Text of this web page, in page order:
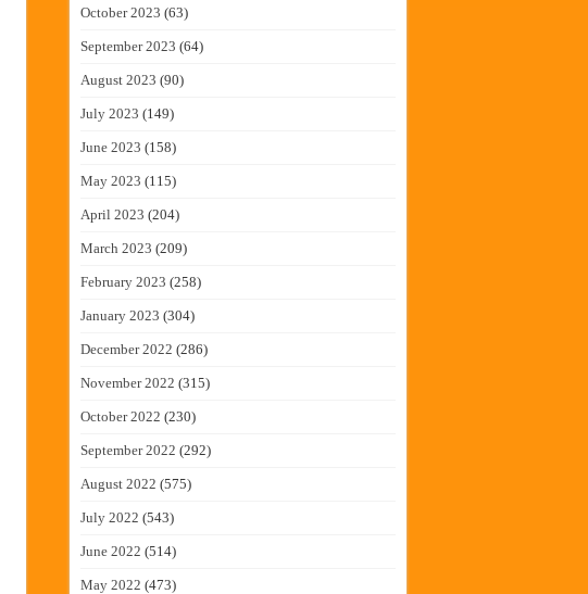
October 2023 (63)
September 2023 (64)
August 2023 (90)
July 2023 (149)
June 2023 (158)
May 2023 (115)
April 2023 (204)
March 2023 (209)
February 2023 (258)
January 2023 (304)
December 2022 (286)
November 2022 (315)
October 2022 (230)
September 2022 (292)
August 2022 (575)
July 2022 (543)
June 2022 (514)
May 2022 (473)